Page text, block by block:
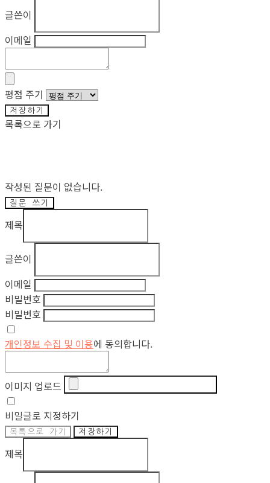
글쓴이
이메일
평점 주기
저장하기
목록으로 가기
작성된 질문이 없습니다.
질문 쓰기
제목
글쓴이
이메일
비밀번호
비밀번호
개인정보 수집 및 이용에 동의합니다.
이미지 업로드
비밀글로 지정하기
목록으로 가기 저장하기
제목